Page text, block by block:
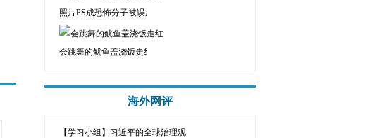
照片PS成恐怖分子被误用
会跳舞的鱿鱼盖浇饭走红
海外网评
【学习小组】习近平的全球治理观